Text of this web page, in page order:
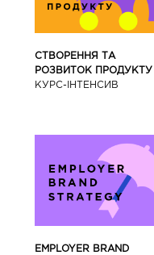
СТВОРЕННЯ ТА
РОЗВИТОК ПРОДУКТУ
КУРС-IНТЕНСИВ
EMPLOYER BRAND